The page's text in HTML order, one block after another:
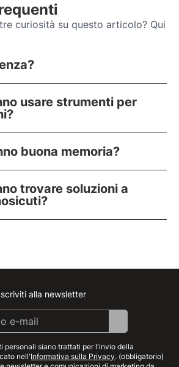
curiosità su questo articolo? Qui
usare strumenti per
buona memoria?
trovare soluzioni a
Instagram
Facebook
Linkedin
Youtube
alla newsletter
personali siano trattati per l'invio della
nell'Informativa sulla Privacy. (obbligatorio)